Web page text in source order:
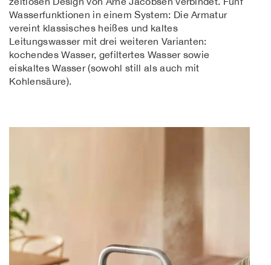
Wasserfunktionen in einem System: Die Armatur
vereint klassisches heißes und kaltes
Leitungswasser mit drei weiteren Varianten:
kochendes Wasser, gefiltertes Wasser sowie
eiskaltes Wasser (sowohl still als auch mit
Kohlensäure).